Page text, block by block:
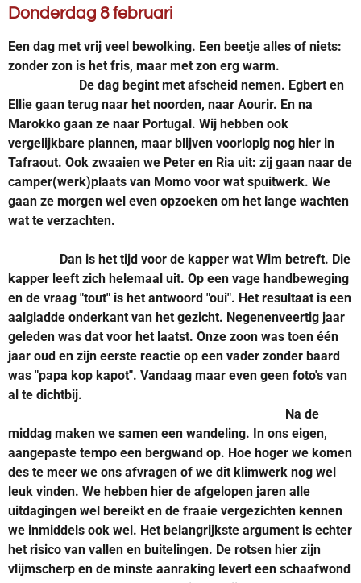
Donderdag 8 februari
Een dag met vrij veel bewolking. Een beetje alles of niets:
zonder zon is het fris, maar met zon erg warm.
De dag begint met afscheid nemen. Egbert en
Ellie gaan terug naar het noorden, naar Aourir. En na
Marokko gaan ze naar Portugal. Wij hebben ook
vergelijkbare plannen, maar blijven voorlopig nog hier in
Tafraout. Ook zwaaien we Peter en Ria uit: zij gaan naar de
camper(werk)plaats van Momo voor wat spuitwerk. We
gaan ze morgen wel even opzoeken om het lange wachten
wat te verzachten.
Dan is het tijd voor de kapper wat Wim betreft. Die
kapper leeft zich helemaal uit. Op een vage handbeweging
en de vraag "tout" is het antwoord "oui". Het resultaat is een
aalgladde onderkant van het gezicht. Negenenveertig jaar
geleden was dat voor het laatst. Onze zoon was toen één
jaar oud en zijn eerste reactie op een vader zonder baard
was "papa kop kapot". Vandaag maar even geen foto's van
al te dichtbij.
Na de
middag maken we samen een wandeling. In ons eigen,
aangepaste tempo een bergwand op. Hoe hoger we komen
des te meer we ons afvragen of we dit klimwerk nog wel
leuk vinden. We hebben hier de afgelopen jaren alle
uitdagingen wel bereikt en de fraaie vergezichten kennen
we inmiddels ook wel. Het belangrijkste argument is echter
het risico van vallen en buitelingen. De rotsen hier zijn
vlijmscherp en de minste aanraking levert een schaafwond